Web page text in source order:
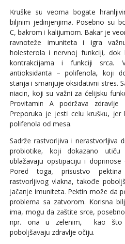
Kruške su veoma bogate
biljnim jedinjenjima. Posebno su
C, bakrom i kalijumom. Bakar je
ravnoteže imuniteta i igra
holesterola i nervnoj funkciji, dok
kontrakcijama i funkciji srca.
antioksidanta – polifenola, koji
stanja i smanjuje oksidativni stres.
niacin, koji su važni za ćelijsku
Provitamin A podržava
Preporuka je jesti celu krušku,
polifenola od mesa.
Sadrže rastvorljiva i nerastvorljiva
probiotike, koji dokazano
ublažavaju opstipaciju i doprinose
Pored toga, prisustvo
rastvorljivog vlakna, takođe
jačanje imuniteta. Pektin može da
problema sa zatvorom. Korisna
ima, mogu da zaštite srce,
npr. ona u zelenim, kao što
poboljšavaju zdravlje očiju.